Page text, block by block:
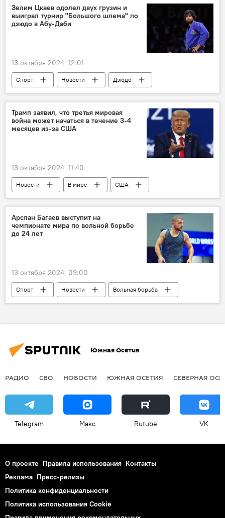
Минобороны России
Зелим Цкаев одолел двух грузин и
выиграл турнир "Большого шлема" по
дзюдо в Абу-Даби
13 октября 2024, 12:01
Спорт Новости Дзюдо
Трамп заявил, что третья мировая
война может начаться в течение 3-4
месяцев из-за США
13 октября 2024, 11:40
Новости В мире
США
Дональд Трамп
Арслан Багаев выступит на
чемпионате мира по вольной борьбе
до 24 лет
13 октября 2024, 09:00
Спорт Новости Вольная борьба
Южная Осетия
РАДИО СВО НОВОСТИ ЮЖНАЯ ОСЕТИЯ СЕВЕРНАЯ
Telegram Макс Rutube VK
О проекте Правила использования Контакты
Реклама Пресс-релизы
Политика конфиденциальности
Политика использования Cookie